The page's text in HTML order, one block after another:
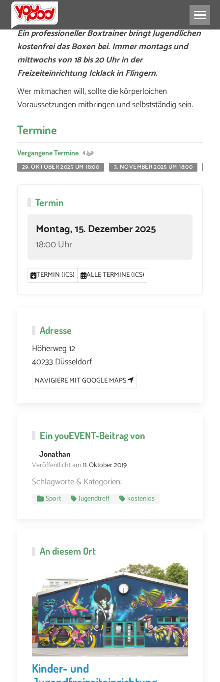
Ein professioneller Boxtrainer bringt Jugendlichen
kostenfrei das Boxen bei. Immer montags und
mittwochs von 18 bis 20 Uhr in der
Freizeiteinrichtung Icklack in Flingern.
Wer mitmachen will, sollte die körperloichen
Voraussetzungen mitbringen und selbstständig sein.
Termine
Vergangene Termine
29. OKTOBER 2025 UM 18:00
3. NOVEMBER 2025 UM 18:00
Termin
Montag, 15. Dezember 2025
18:00 Uhr
TERMIN (ICS) ALLE TERMINE (ICS)
Adresse
Höherweg 12
40233 Düsseldorf
NAVIGIERE MIT GOOGLE MAPS
EinyouEVENT-Beitrag von
Jonathan
Veröffentlicht am11. Oktober 2019
Schlagworte & Kategorien:
Sport Jugendtreff kostenlos
An diesem Ort
Kinder- und